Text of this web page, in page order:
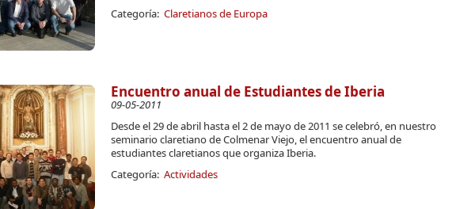
Categoría: Claretianos de Europa
Encuentro anual de Estudiantes de Iberia
09-05-2011
Desde el 29 de abril hasta el 2 de mayo de 2011 se celebró, en nuestro
seminario claretiano de Colmenar Viejo, el encuentro anual de
estudiantes claretianos que organiza Iberia.
Categoría: Actividades